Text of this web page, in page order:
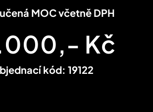
MOC včetně DPH
Kč
kód: 19122